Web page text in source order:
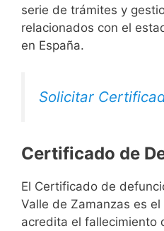
serie de trámites y
relacionados con el
en España.
Solicitar
Certificado de
El Certificado de
Valle de Zamanzas es
acredita el fallecimiento